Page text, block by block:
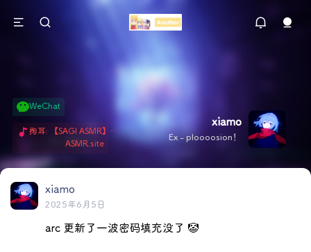
xiamo
Ex - ploooosion！
WeChat
掏耳: 【SAGI ASMR】今天就由阿米娅给博士掏耳吧「耳勺x鹅毛棒x吹气」 Hi-Res无损助眠 + 单刷: ASMR 精选4.0｜ 陪伴天花板 ✦扶扶の温柔哄睡 ✦ 顶级道具和语气词的交融 ✦ 扶桑大红花、
ASMR.site
xiamo
2025年6月5日
arc 更新了一波密码填充没了 🤡